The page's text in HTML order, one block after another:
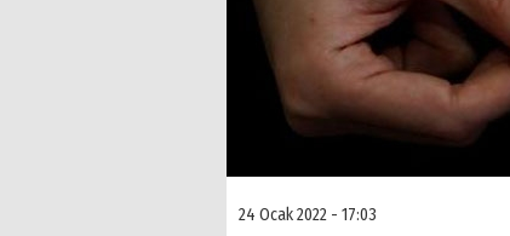
24 Ocak 2022 - 17:03